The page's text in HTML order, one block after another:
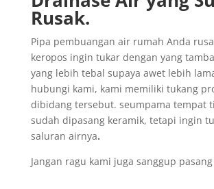
Rusak.
Pipa pembuangan air rumah Anda
keropos ingin tukar dengan yang
yang lebih tebal supaya awet lebih
hubungi kami, kami memiliki tukang
dibidang tersebut. seumpama tempat
sudah dipasang keramik, tetapi ingin
saluran airnya.
Jangan ragu kami juga sanggup